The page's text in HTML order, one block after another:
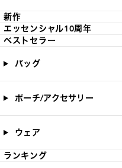
新作
エッセンシャル10周年
ベストセラー
バッグ
ポーチ/アクセサリー
ウェア
ランキング